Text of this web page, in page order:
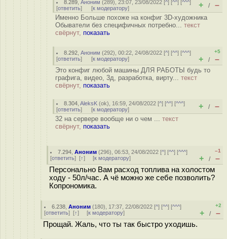
8.289 ,Аноним (289), 23:07, 23/08/2022 [^] [^^] [^^^]
[ответить] [к модератору] + / –
Именно Больше похоже на конфиг 3D-художника
Обыватели без специфичных потребно... текст
свёрнут, показать
8.292 ,Аноним (292), 00:22, 24/08/2022 [^] [^^] [^^^]
[ответить] [к модератору]
+5
+ / –
Это конфиг любой машины ДЛЯ РАБОТЫ будь то
графига, видео, 3д, разработка, вирту... текст
свёрнут, показать
8.304 ,AleksK (ok), 16:59, 24/08/2022 [^] [^^] [^^^]
[ответить] [к модератору] + / –
32 на сервере вообще ни о чем ... текст
свёрнут, показать
7.294 ,Аноним (296), 06:53, 24/08/2022 [^] [^^] [^^^]
[ответить] [↑] [к модератору]
–1
+ / –
Персонально Вам расход топлива на холостом
ходу - 50л/час. А чё можно же себе позволить?
Копрономика.
6.238 ,Аноним (180), 17:37, 22/08/2022 [^] [^^] [^^^]
[ответить] [↑] [к модератору]
+2
+ / –
Прощай. Жаль, что ты так быстро уходишь.